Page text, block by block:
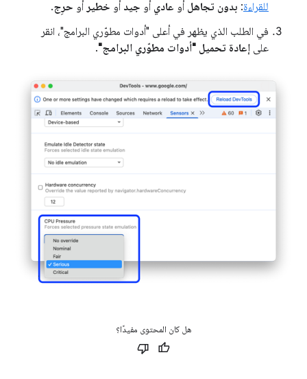
للقراءة: بدون تجاهل أو عادي أو جيد أو خطير أو حرِج.
في الطلب الذي يظهر في أعلى "أدوات مطوّري البرامج"، انقر
على إعادة تحميل "أدوات مطوّري البرامج".
هل كان المحتوى مفيدًا؟